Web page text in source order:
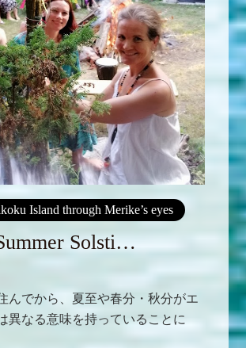
Island through Merike’s eyes
Solsti…
んでから、夏至や春分・秋分がエ
異なる意味を持っていることに